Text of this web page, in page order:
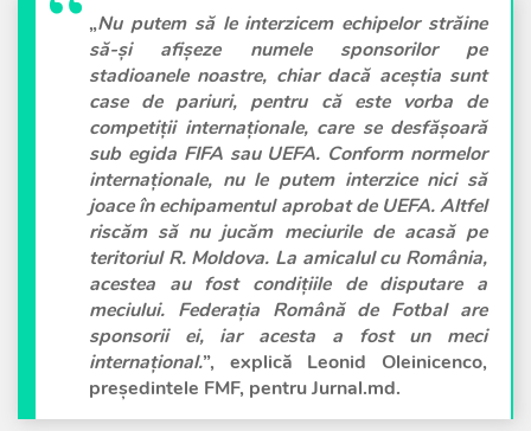
„Nu putem să le interzicem echipelor străine
să-și afișeze numele sponsorilor pe
stadioanele noastre, chiar dacă aceștia sunt
case de pariuri, pentru că este vorba de
competiții internaționale, care se desfășoară
sub egida FIFA sau UEFA. Conform normelor
internaționale, nu le putem interzice nici să
joace în echipamentul aprobat de UEFA. Altfel
riscăm să nu jucăm meciurile de acasă pe
teritoriul R. Moldova. La amicalul cu România,
acestea au fost condițiile de disputare a
meciului. Federația Română de Fotbal are
sponsorii ei, iar acesta a fost un meci
internațional.”, explică Leonid Oleinicenco,
președintele FMF, pentru Jurnal.md.